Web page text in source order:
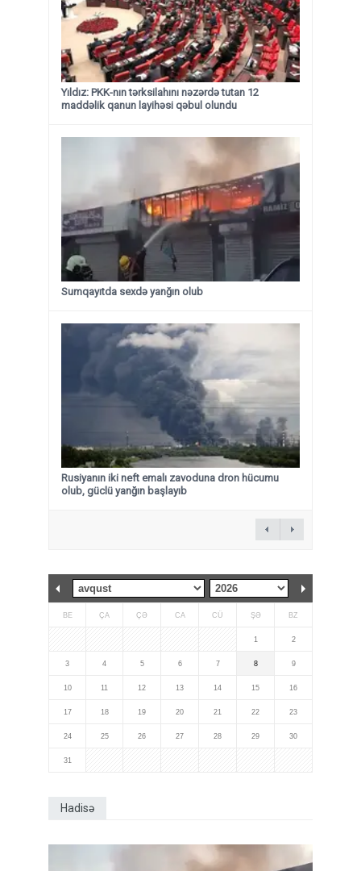
Yıldız: PKK-nın tərksilahını nəzərdə tutan 12
maddəlik qanun layihəsi qəbul olundu ​​​​​​​
Sumqayıtda sexdə yanğın olub
Rusiyanın iki neft emalı zavoduna dron hücumu
olub, güclü yanğın başlayıb
BE ÇA ÇƏ CA CÜ ŞƏ BZ
1 2
3 4 5 6 7 8 9
10 11 12 13 14 15 16
17 18 19 20 21 22 23
24 25 26 27 28 29 30
31
Hadisə